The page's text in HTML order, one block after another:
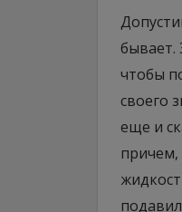
бывает.
чтобы
своего
еще и
причем,